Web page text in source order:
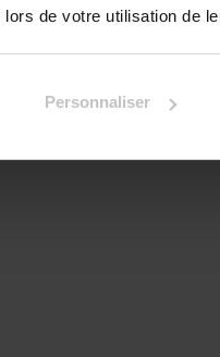
de votre utilisation de
Personnaliser
54,92€